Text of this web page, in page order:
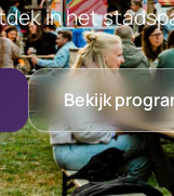
in het
Bekijk